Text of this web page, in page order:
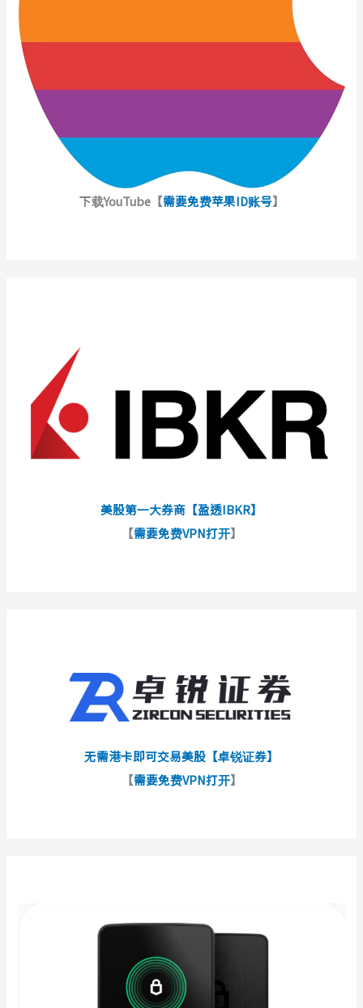
下载YouTube【需要免费苹果ID账号】
美股第一大券商【盈透IBKR】
【需要免费VPN打开】
无需港卡即可交易美股【卓锐证券】
【需要免费VPN打开】